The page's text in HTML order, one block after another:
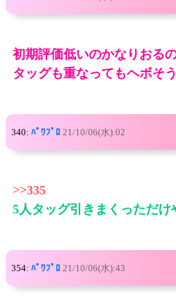
初期評価低いのかなりおる
タッグも重なってもヘボそ
340: ﾊﾟﾜﾌﾟﾛ 21/10/06(水):02
>>335
5人タッグ引きまくっただけ
354: ﾊﾟﾜﾌﾟﾛ 21/10/06(水):43